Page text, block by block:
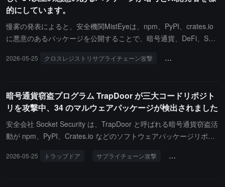
ジトリが継続的に出現しており、攻撃が続いていることを示してい
ます。開発者は引き続き感染しています。潜在的な危害には、GitH
ub/npm トークンの盗難、AWS/GCP/Azure クラウド認証情報の漏
レットデータの漏洩、悪意のあるリポジトリの作成および持続的な
ッケージのバージョンを直ちに削除またはダウングレードし、CI/C
D ワークフローと依存関係のインストールを全面的に監査し、すべ
ての GitHub、npm、クラウドサービス、SSH およびウォレット関
連のキーをローテーションし、ログを保持し、クリーンなイメージ
戒を維持することをお勧めします。
的にしています。
慢雾の発表によると、安全機関MistEyeは、npm、PyPI、crates.io
に悪意のあるパッケージを公開することで、暗号通貨、DeFi、Sola
サプライチェーン攻撃事件を検出しました。この攻撃活動には、34
情報、GitHub/AWSトークン、ブラウザデータ、環境変数および開
発者の機密情報を盗む可能性があります。一部の悪意のあるペイロ
ードは、.cursorrules、CLAUDE.md、Gitフック、シェルフック、cr
on、systemdおよびSSHを通じて持続的な駐留を試みています。開
システムを隔離し、ログを保持し、露出した認証情報をローテーシ
2026-05-25 クロスレジストリサプライチェーン攻撃 マルウェアパッケー
暗号通貨窃盗プログラム TrapDoor が三大コードリポジト
リを攻撃中、34 のマルウェアパッケージが検出されました
安全会社 Socket Security は、TrapDoor と呼ばれる暗号通貨窃盗活
動が npm、PyPI、Crates.io などのソフトウェアパッケージリポジ
にしました。現在、34 の悪意のあるパッケージと 384 のバージョ
2026-05-25 トラップドア サプライチェーン攻撃 ソケットセキュリ